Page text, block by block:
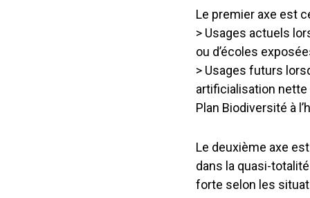
Le premier axe est
> Usages actuels
ou d’écoles
> Usages futurs
artificialisation nette
Plan Biodiversité à
Le deuxième axe
dans la quasi-
forte selon les